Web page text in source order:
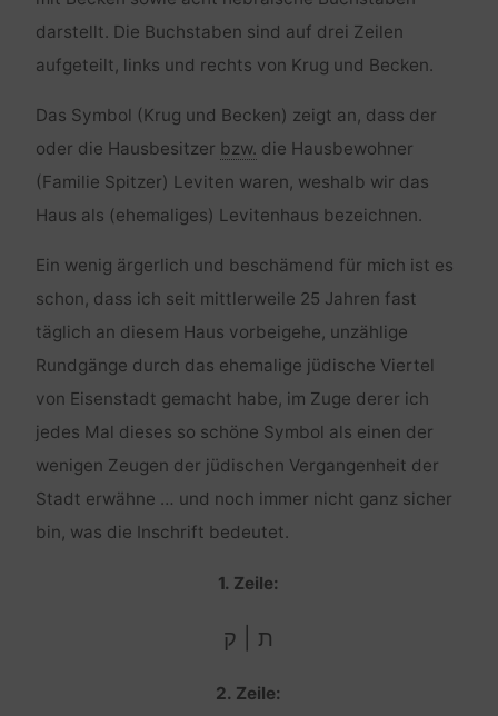
darstellt. Die Buchstaben sind auf drei Zeilen
aufgeteilt, links und rechts von Krug und Becken.
Das Symbol (Krug und Becken) zeigt an, dass der
oder die Hausbesitzer bzw. die Hausbewohner
(Familie Spitzer) Leviten waren, weshalb wir das
Haus als (ehemaliges) Levitenhaus bezeichnen.
Ein wenig ärgerlich und beschämend für mich ist es
schon, dass ich seit mittlerweile 25 Jahren fast
täglich an diesem Haus vorbeigehe, unzählige
Rundgänge durch das ehemalige jüdische Viertel
von Eisenstadt gemacht habe, im Zuge derer ich
jedes Mal dieses so schöne Symbol als einen der
wenigen Zeugen der jüdischen Vergangenheit der
Stadt erwähne … und noch immer nicht ganz sicher
bin, was die Inschrift bedeutet.
1. Zeile:
ת | ק
2. Zeile: